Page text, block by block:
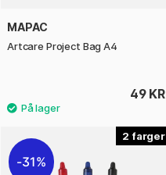
MAPAC
Artcare Project Bag A4
49 KR
2
31%